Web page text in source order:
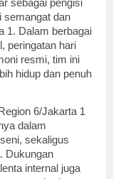
sebagai pengisi
semangat dan
1. Dalam berbagai
peringatan hari
resmi, tim ini
hidup dan penuh
6/Jakarta 1
dalam
sekaligus
Dukungan
internal juga